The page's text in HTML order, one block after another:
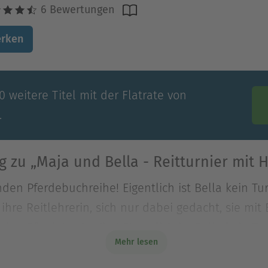
6 Bewertungen
weitere Titel mit der Flatrate von
zu „Maja und Bella - Reitturnier mit
Pferdebuchreihe! Eigentlich ist Bella kein
ihre Reitlehrerin, sich nur dabei gedacht, sie mit
ihre Reitlehrerin, sich nur dabei gedacht, sie mit
Mehr lesen